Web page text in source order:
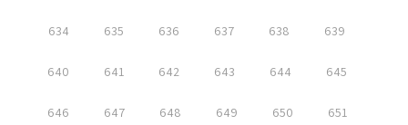
634 635 636 637 638 639
640 641 642 643 644 645
646 647 648 649 650 651